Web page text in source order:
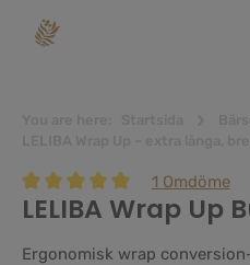
Genomsnittligt betyg på 5 av
1 Omdöme
LELIBA Wrap Up
Ergonomisk wrap